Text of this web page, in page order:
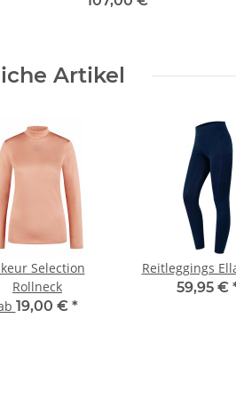
Artikel
Selection
Rollneck
19,00 € *
Reitleggings
59,95 €